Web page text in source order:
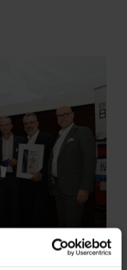
(Sprecher der